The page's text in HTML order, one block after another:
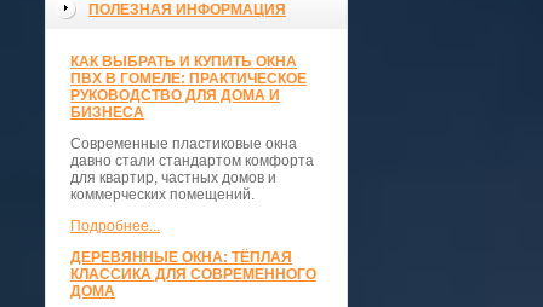
ПОЛЕЗНАЯ ИНФОРМАЦИЯ
КАК ВЫБРАТЬ И КУПИТЬ ОКНА
ПВХ В ГОМЕЛЕ: ПРАКТИЧЕСКОЕ
РУКОВОДСТВО ДЛЯ ДОМА И
БИЗНЕСА
Современные пластиковые окна
давно стали стандартом комфорта
для квартир, частных домов и
коммерческих помещений.
Подробнее...
ДЕРЕВЯННЫЕ ОКНА: ТЁПЛАЯ
КЛАССИКА ДЛЯ СОВРЕМЕННОГО
ДОМА